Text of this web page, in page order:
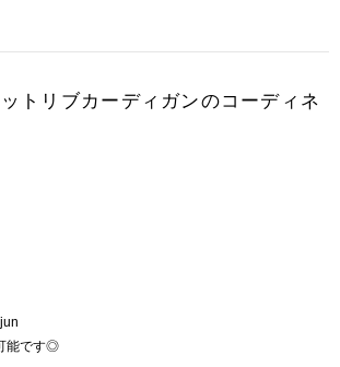
トリブカーディガンのコーディネ
能です◎